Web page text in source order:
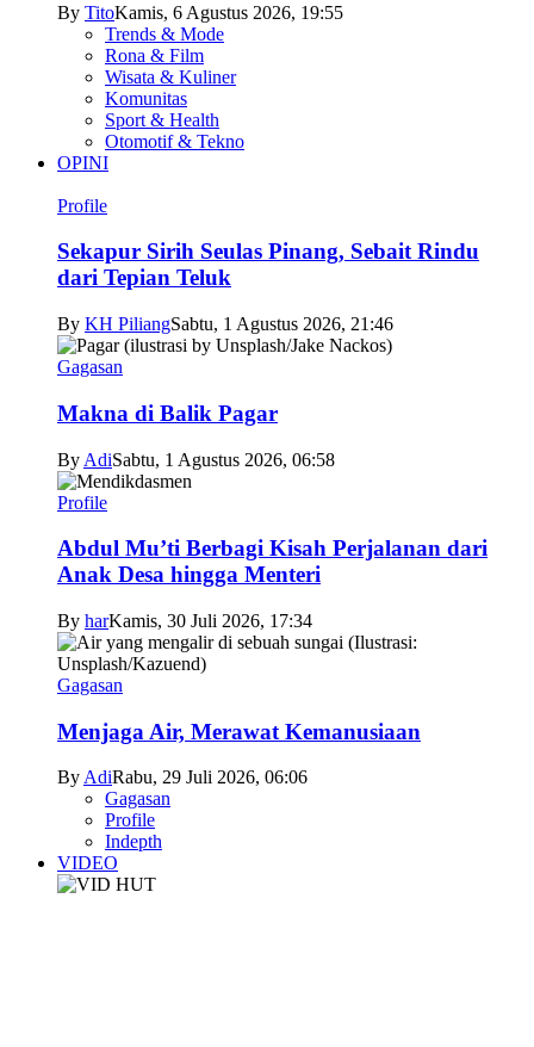
By TitoKamis, 6 Agustus 2026, 19:55
Trends & Mode
Rona & Film
Wisata & Kuliner
Komunitas
Sport & Health
Otomotif & Tekno
OPINI
Profile
Sekapur Sirih Seulas Pinang, Sebait Rindu
dari Tepian Teluk
By KH PiliangSabtu, 1 Agustus 2026, 21:46
Gagasan
Makna di Balik Pagar
By AdiSabtu, 1 Agustus 2026, 06:58
Profile
Abdul Mu’ti Berbagi Kisah Perjalanan dari
Anak Desa hingga Menteri
By harKamis, 30 Juli 2026, 17:34
Gagasan
Menjaga Air, Merawat Kemanusiaan
ByAdiRabu, 29 Juli 2026, 06:06
Gagasan
Profile
Indepth
VIDEO